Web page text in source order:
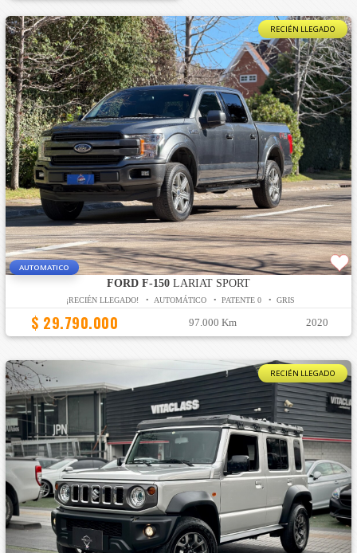
RECIÉN LLEGADO
AUTOMATICO
FORD F-150LARIAT SPORT
¡RECIÉN LLEGADO! • AUTOMÁTICO • PATENTE 0 • GRIS
$ 29.790.000 97.000 Km 2020
RECIÉN LLEGADO